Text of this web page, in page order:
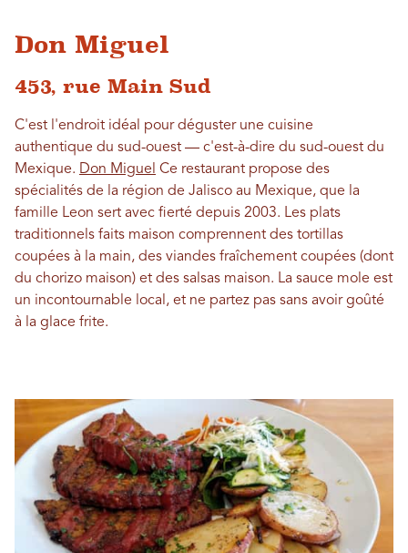
Don Miguel
453, rue Main Sud
C'est l'endroit idéal pour déguster une cuisine
authentique du sud-ouest — c'est-à-dire du sud-ouest du
Mexique. Don Miguel Ce restaurant propose des
spécialités de la région de Jalisco au Mexique, que la
famille Leon sert avec fierté depuis 2003. Les plats
traditionnels faits maison comprennent des tortillas
coupées à la main, des viandes fraîchement coupées (dont
du chorizo ​​maison) et des salsas maison. La sauce mole est
un incontournable local, et ne partez pas sans avoir goûté
à la glace frite.